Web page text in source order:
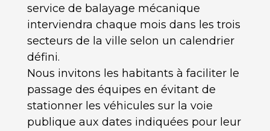
service de balayage mécanique
interviendra chaque mois dans les trois
secteurs de la ville selon un calendrier
défini.
Nous invitons les habitants à faciliter le
passage des équipes en évitant de
stationner les véhicules sur la voie
publique aux dates indiquées pour leur